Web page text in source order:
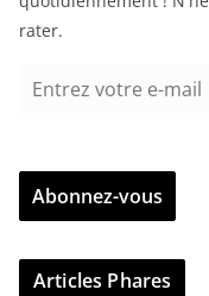
rater.
r
z
v
Abonnez-vous
Articles Phares